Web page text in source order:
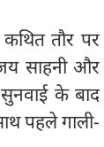
तौर पर
साहनी और
के बाद
पहले गाली-